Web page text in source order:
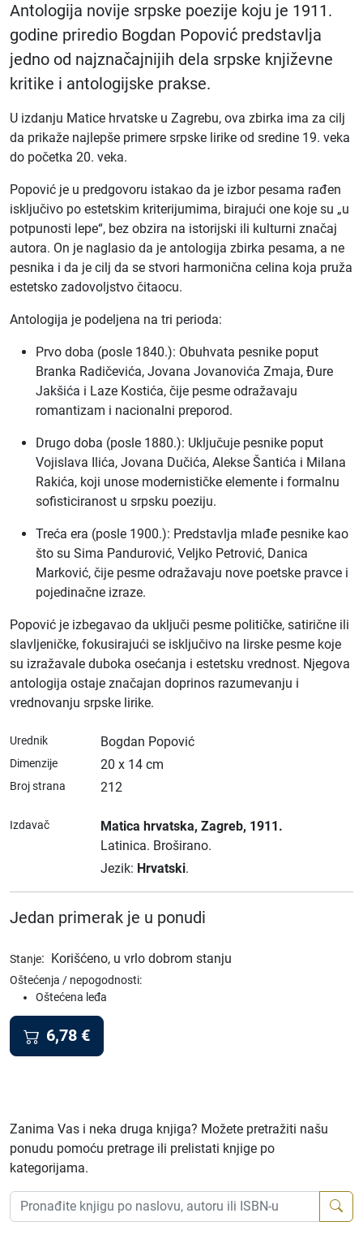
Antologija novije srpske poezije koju je 1911.
godine priredio Bogdan Popović predstavlja
jedno od najznačajnijih dela srpske književne
kritike i antologijske prakse.
U izdanju Matice hrvatske u Zagrebu, ova zbirka ima za cilj
da prikaže najlepše primere srpske lirike od sredine 19. veka
do početka 20. veka.
Popović je u predgovoru istakao da je izbor pesama rađen
isključivo po estetskim kriterijumima, birajući one koje su „u
potpunosti lepe“, bez obzira na istorijski ili kulturni značaj
autora. On je naglasio da je antologija zbirka pesama, a ne
pesnika i da je cilj da se stvori harmonična celina koja pruža
estetsko zadovoljstvo čitaocu.
Antologija je podeljena na tri perioda:
Prvo doba (posle 1840.): Obuhvata pesnike poput
Branka Radičevića, Jovana Jovanovića Zmaja, Đure
Jakšića i Laze Kostića, čije pesme odražavaju
romantizam i nacionalni preporod.
Drugo doba (posle 1880.): Uključuje pesnike poput
Vojislava Ilića, Jovana Dučića, Alekse Šantića i Milana
Rakića, koji unose modernističke elemente i formalnu
sofisticiranost u srpsku poeziju.
Treća era (posle 1900.): Predstavlja mlađe pesnike kao
što su Sima Pandurović, Veljko Petrović, Danica
Marković, čije pesme odražavaju nove poetske pravce i
pojedinačne izraze.
Popović je izbegavao da uključi pesme političke, satirične ili
slavljeničke, fokusirajući se isključivo na lirske pesme koje
su izražavale duboka osećanja i estetsku vrednost. Njegova
antologija ostaje značajan doprinos razumevanju i
vrednovanju srpske lirike.
Urednik Bogdan Popović
Dimenzije 20 x 14 cm
Broj strana 212
Izdavač Matica hrvatska, Zagreb, 1911.
Latinica. Broširano.
Jezik: Hrvatski.
Jedan primerak je u ponudi
Stanje: Korišćeno, u vrlo dobrom stanju
Oštećenja / nepogodnosti:
Oštećena leđa
6,78 €
Zanima Vas i neka druga knjiga? Možete pretražiti našu
ponudu pomoću pretrage ili prelistati knjige po
kategorijama.